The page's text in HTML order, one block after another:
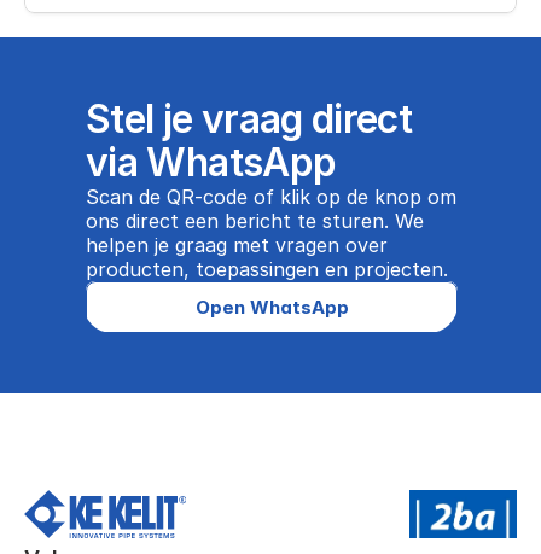
Stel je vraag direct
via WhatsApp
Scan de QR-code of klik op de knop om
ons direct een bericht te sturen. We
helpen je graag met vragen over
producten, toepassingen en projecten.
Open WhatsApp